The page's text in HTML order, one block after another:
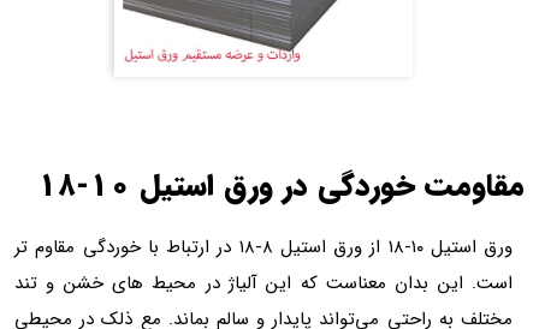
مقاومت خوردگی در ورق استیل ۱۰-۱۸
ورق استیل ۱۰-۱۸ از ورق استیل ۸-۱۸ در ارتباط با خوردگی مقاوم تر
است. این بدان معناست که این آلیاژ در محیط های خشن و تند
مختلف به راحتی می‌تواند پایدار و سالم بماند. مع ذلک در محیطی